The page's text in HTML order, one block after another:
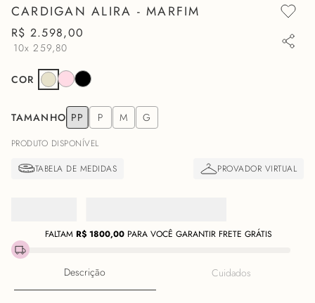
CARDIGAN ALIRA - MARFIM
R$ 2.598,00
10x259,80
COR
TAMANHO PP P M G
PRODUTO DISPONÍVEL
FALTAMR$ 1800,00 PARA VOCÊ GARANTIR FRETE GRÁTIS
Descrição Cuidados